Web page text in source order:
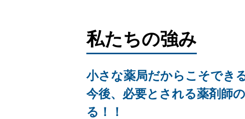
私たちの強み
小さな薬局だからこそでき
今後、必要とされる薬剤師
る！！